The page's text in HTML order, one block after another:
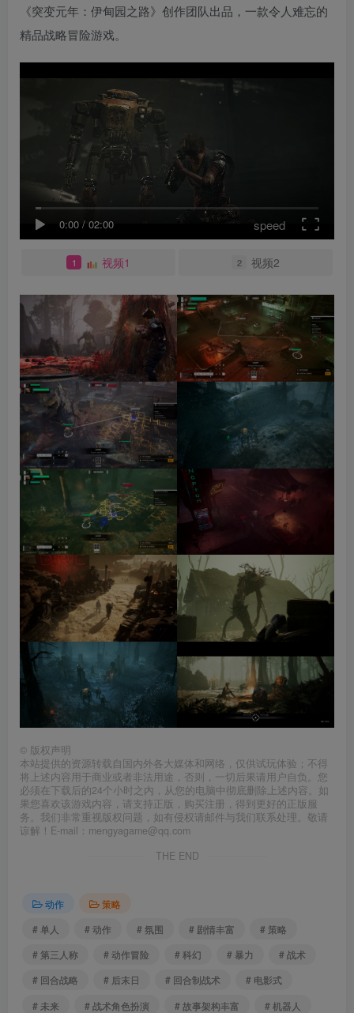
《突变元年：伊甸园之路》创作团队出品，一款令人难忘的
精品战略冒险游戏。
0:00 / 02:00 speed
1 视频1 2 视频2
© 版权声明
本站提供的资源转载自国内外各大媒体和网络，仅供试玩体验；不得
将上述内容用于商业或者非法用途，否则，一切后果请用户自负。您
必须在下载后的24个小时之内，从您的电脑中彻底删除上述内容。如
果您喜欢该游戏内容，请支持正版，购买注册，得到更好的正版服
务。我们非常重视版权问题，如有侵权请邮件与我们联系处理。敬请
谅解！E-mail：mengyagame@qq.com
THE END
动作
策略
# 单人
# 动作 # 氛围 # 剧情丰富
# 策略
# 第三人称
# 动作冒险 # 科幻 # 暴力
# 战术
# 回合战略
# 后末日 # 回合制战术
# 电影式
# 未来
# 战术角色扮演 # 故事架构丰富
# 机器人